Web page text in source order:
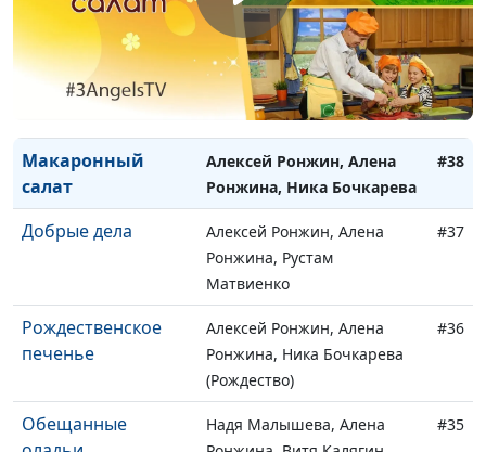
Торт для мамы
Алексей Ронжин, Алена
Ронжина, Марк Тимонин
Солдатская каша
Алексей Ронжин, Алена
Ронжина, Матвей Сергеев
#39
Макаронный
салат
Алексей Ронжин, Алена
Ронжина, Ника Бочкарева
#38
Добрые дела
Алексей Ронжин, Алена
Ронжина, Рустам
Матвиенко
#37
Рождественское
печенье
Алексей Ронжин, Алена
Ронжина, Ника Бочкарева
(Рождество)
#36
Обещанные
Надя Малышева, Алена
#35